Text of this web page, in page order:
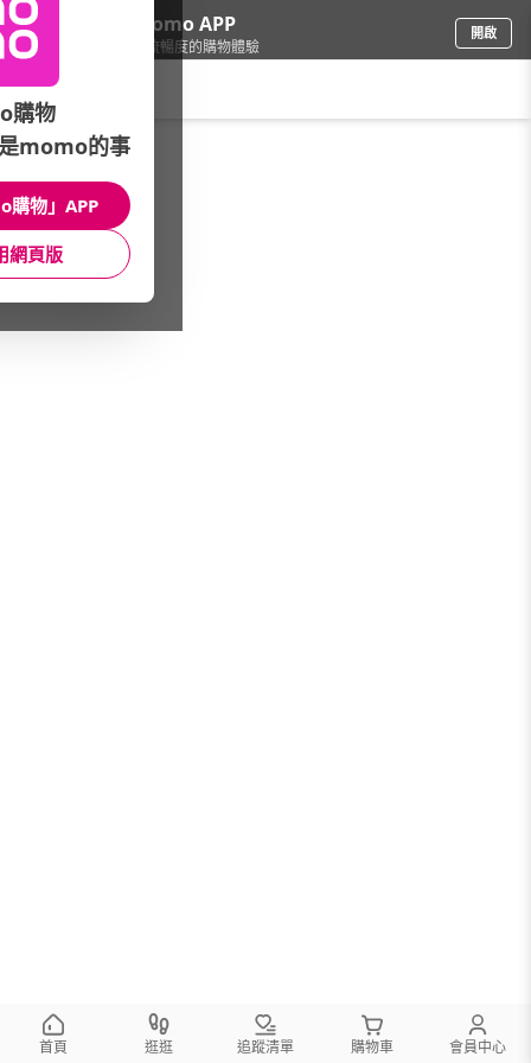
下載momo APP
給你3倍流暢度的購物體驗
開啟
母嬰玩具/童裝/網路品牌
館長推薦 月銷量
首頁 逛逛 追蹤清單 購物車 會員中心
購物
momo的事
購物」APP
網頁版